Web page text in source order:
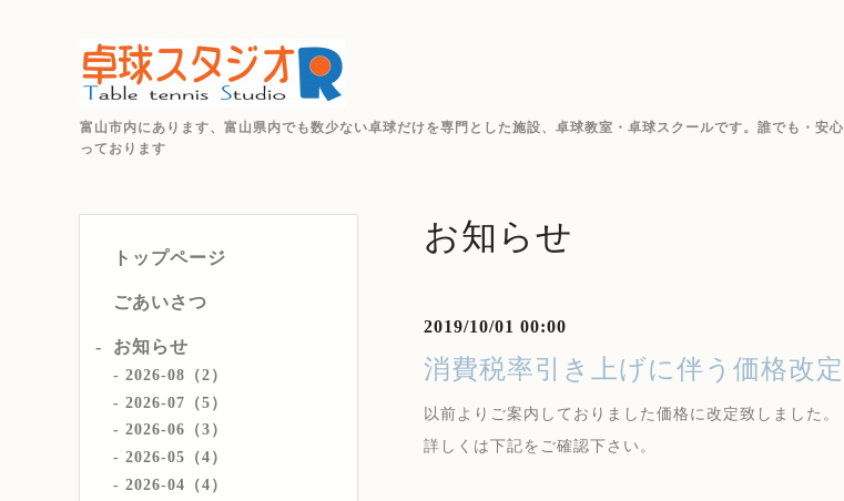
富山市内にあります、富山県内でも数少ない卓球だけを専門とした施設、卓球教室・卓球スクールです。誰でも・
っております
トップページ
ごあいさつ
お知らせ
2026-08（2）
2026-07（5）
2026-06（3）
2026-05（4）
2026-04（4）
お知らせ
2019/10/01 00:00
消費税率引き上げに伴う価格改
以前よりご案内しておりました価格に改定致しました。
詳しくは下記をご確認下さい。